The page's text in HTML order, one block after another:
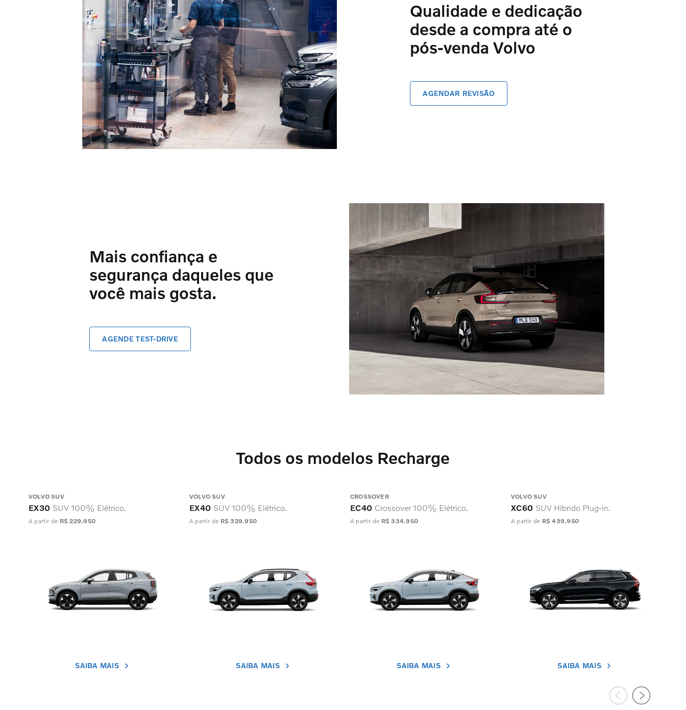
Qualidade e dedicação
desde a compra até o
pós-venda Volvo
AGENDAR REVISÃO
Mais confiança e
segurança daqueles que
você mais gosta.
AGENDE TEST-DRIVE
Todos os modelos Recharge
VOLVO SUV
EX30 SUV 100% Elétrico.
A partir de R$ 229.950
SAIBA MAIS
VOLVO SUV
EX40 SUV 100% Elétrico.
A partir de R$ 329.950
SAIBA MAIS
CROSSOVER
EC40 Crossover 100% Elétrico.
A partir de R$ 334.950
SAIBA MAIS
VOLVO SUV
XC60 SUV Híbrido Plug-in.
A partir de R$ 439.950
SAIBA MAIS